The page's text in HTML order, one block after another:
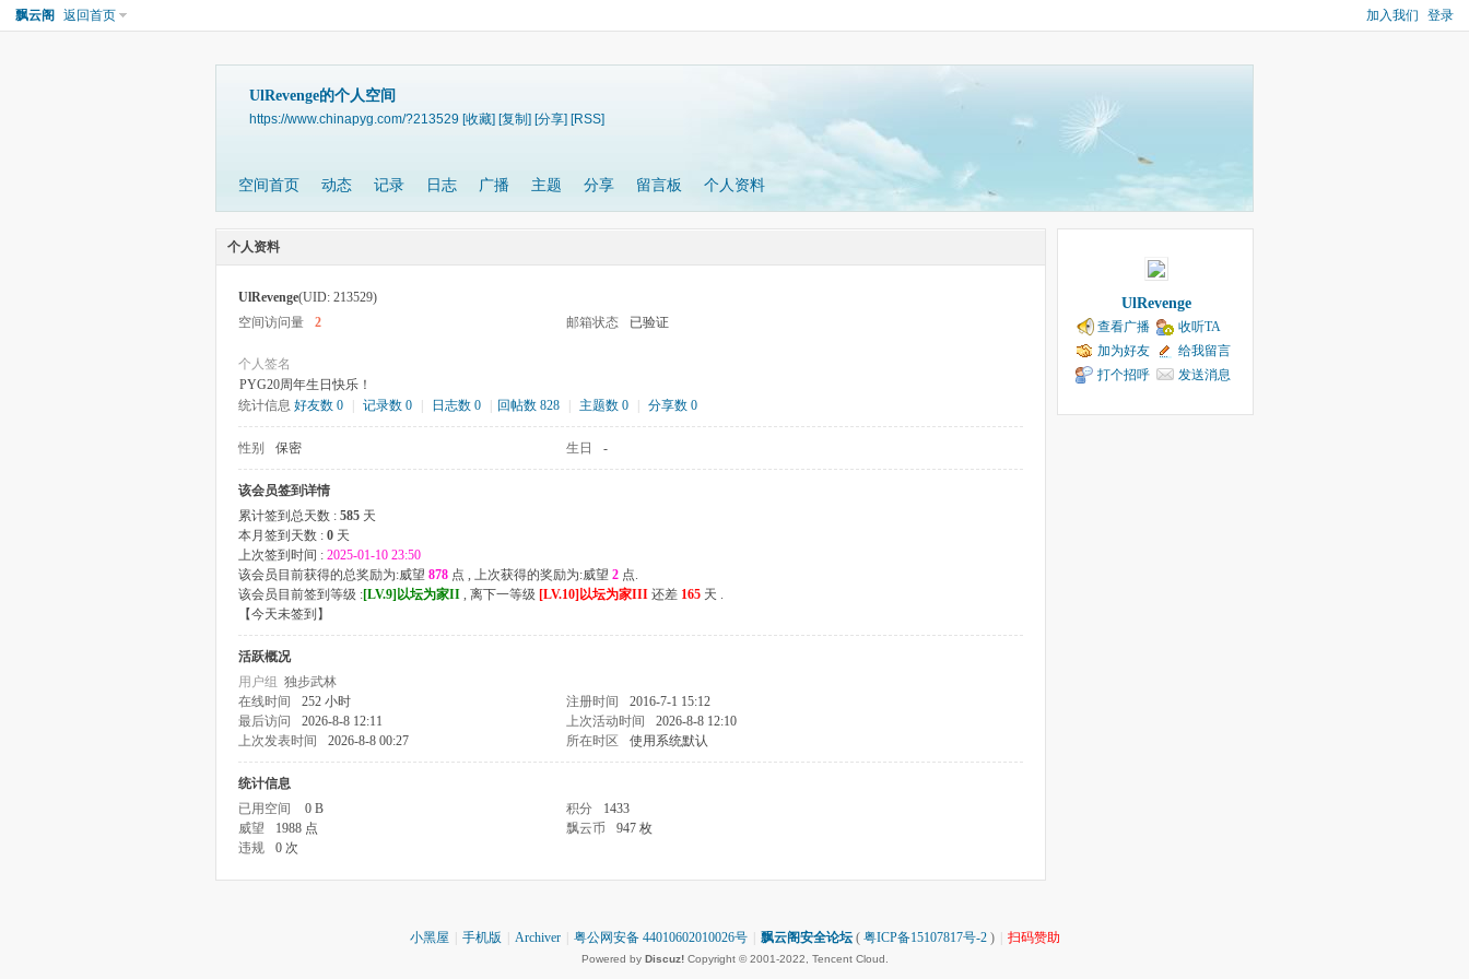
加入我们 登录
飘云阁 返回首页
UlRevenge的个人空间
https://www.chinapyg.com/?213529 [收藏] [复制] [分享] [RSS]
空间首页 动态 记录 日志 广播 主题 分享 留言板 个人资料
个人资料
UlRevenge(UID: 213529)
空间访问量
2 邮箱状态 已验证
个人签名
PYG20周年生日快乐！
统计信息 好友数 0 记录数 0 日志数 0 回帖数 828 主题数 0 分享数 0
性别 保密 生日 -
该会员签到详情
累计签到总天数 : 585 天
本月签到天数 : 0 天
上次签到时间 : 2025-01-10 23:50
该会员目前获得的总奖励为:威望 878 点 , 上次获得的奖励为:威望 2 点.
该会员目前签到等级 :[LV.9]以坛为家II , 离下一等级 [LV.10]以坛为家III 还差 165 天 .
【今天未签到 】
活跃概况
用户组 独步武林
在线时间
252 小时 注册时间
2016-7-1 15:12
最后访问
2026-8-8 12:11 上次活动时间
2026-8-8 12:10
上次发表时间
2026-8-8 00:27 所在时区 使用系统默认
统计信息
已用空间
0 B 积分
1433
威望
1988 点 飘云币
947 枚
违规
0 次
UlRevenge
查看广播
收听TA
加为好友
给我留言
打个招呼
发送消息
小黑屋 手机版 Archiver 粤公网安备 44010602010026号 飘云阁安全论坛( 粤ICP备15107817号-2) 扫码赞助
Powered by Discuz!Copyright © 2001-2022, Tencent Cloud.